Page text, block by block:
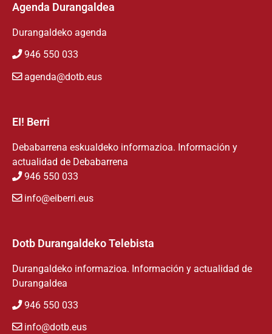
Agenda Durangaldea
Durangaldeko agenda
946 550 033
agenda@dotb.eus
EI! Berri
Debabarrena eskualdeko informazioa. Información y
actualidad de Debabarrena
946 550 033
info@eiberri.eus
Dotb Durangaldeko Telebista
Durangaldeko informazioa. Información y actualidad de
Durangaldea
946 550 033
info@dotb.eus